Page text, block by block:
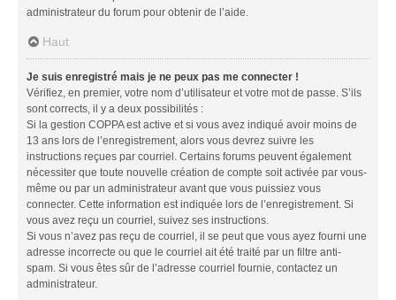
administrateur du forum pour obtenir de l’aide.
Haut
Je suis enregistré mais je ne peux pas me connecter !
Vérifiez, en premier, votre nom d’utilisateur et votre mot de passe. S’ils
sont corrects, il y a deux possibilités :
Si la gestion COPPA est active et si vous avez indiqué avoir moins de
13 ans lors de l’enregistrement, alors vous devrez suivre les
instructions reçues par courriel. Certains forums peuvent également
nécessiter que toute nouvelle création de compte soit activée par vous-
même ou par un administrateur avant que vous puissiez vous
connecter. Cette information est indiquée lors de l’enregistrement. Si
vous avez reçu un courriel, suivez ses instructions.
Si vous n’avez pas reçu de courriel, il se peut que vous ayez fourni une
adresse incorrecte ou que le courriel ait été traité par un filtre anti-
spam. Si vous êtes sûr de l’adresse courriel fournie, contactez un
administrateur.